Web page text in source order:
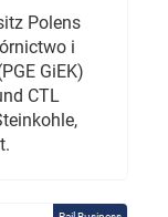
Polens
i
GiEK)
CTL